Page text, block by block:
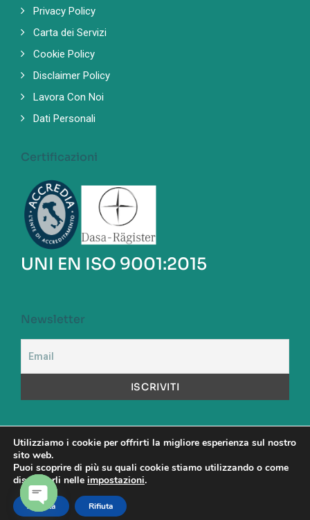
Privacy Policy
Carta dei Servizi
Cookie Policy
Disclaimer Policy
Lavora Con Noi
Dati Personali
Certificazioni
UNI EN ISO 9001:2015
Newsletter
A.S.S.A. S.p.a. Capitale Sociale versato: Euro 1.000.000,00
Codice Fiscale: 00480890581 – Partita Iva: 00904531001 -
Utilizziamo i cookie per offrirti la migliore esperienza sul nostro
sito web.
Puoi scoprire di più su quali cookie stiamo utilizzando o come
disattivarli nelle impostazioni.
Accetta Rifiuta